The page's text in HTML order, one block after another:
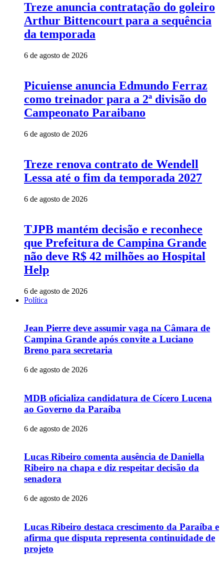
Treze anuncia contratação do goleiro
Arthur Bittencourt para a sequência
da temporada
6 de agosto de 2026
Picuiense anuncia Edmundo Ferraz
como treinador para a 2ª divisão do
Campeonato Paraibano
6 de agosto de 2026
Treze renova contrato de Wendell
Lessa até o fim da temporada 2027
6 de agosto de 2026
TJPB mantém decisão e reconhece
que Prefeitura de Campina Grande
não deve R$ 42 milhões ao Hospital
Help
6 de agosto de 2026
Política
Jean Pierre deve assumir vaga na Câmara de
Campina Grande após convite a Luciano
Breno para secretaria
6 de agosto de 2026
MDB oficializa candidatura de Cícero Lucena
ao Governo da Paraíba
6 de agosto de 2026
Lucas Ribeiro comenta ausência de Daniella
Ribeiro na chapa e diz respeitar decisão da
senadora
6 de agosto de 2026
Lucas Ribeiro destaca crescimento da Paraíba e
afirma que disputa representa continuidade de
projeto